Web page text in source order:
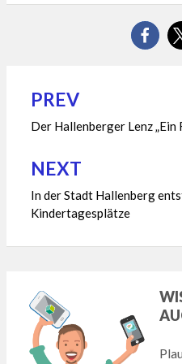
PREV
Der Hallenberger Lenz „Ein
NEXT
In der Stadt Hallenberg
Kindertagesplätze